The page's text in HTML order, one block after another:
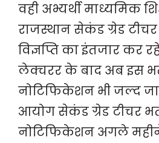
वही अभ्यर्थी माध्यमिक
राजस्थान सेकंड ग्रेड टीचर
विज्ञप्ति का इंतजार कर
लेक्चरर के बाद अब इस
नोटिफिकेशन भी जल्द
आयोग सेकंड ग्रेड टीचर
नोटिफिकेशन अगले महीने